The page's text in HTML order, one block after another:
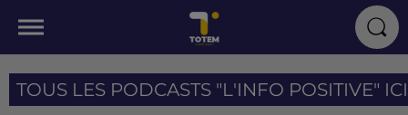
TOUS LES PODCASTS "L'INFO POSITIVE"